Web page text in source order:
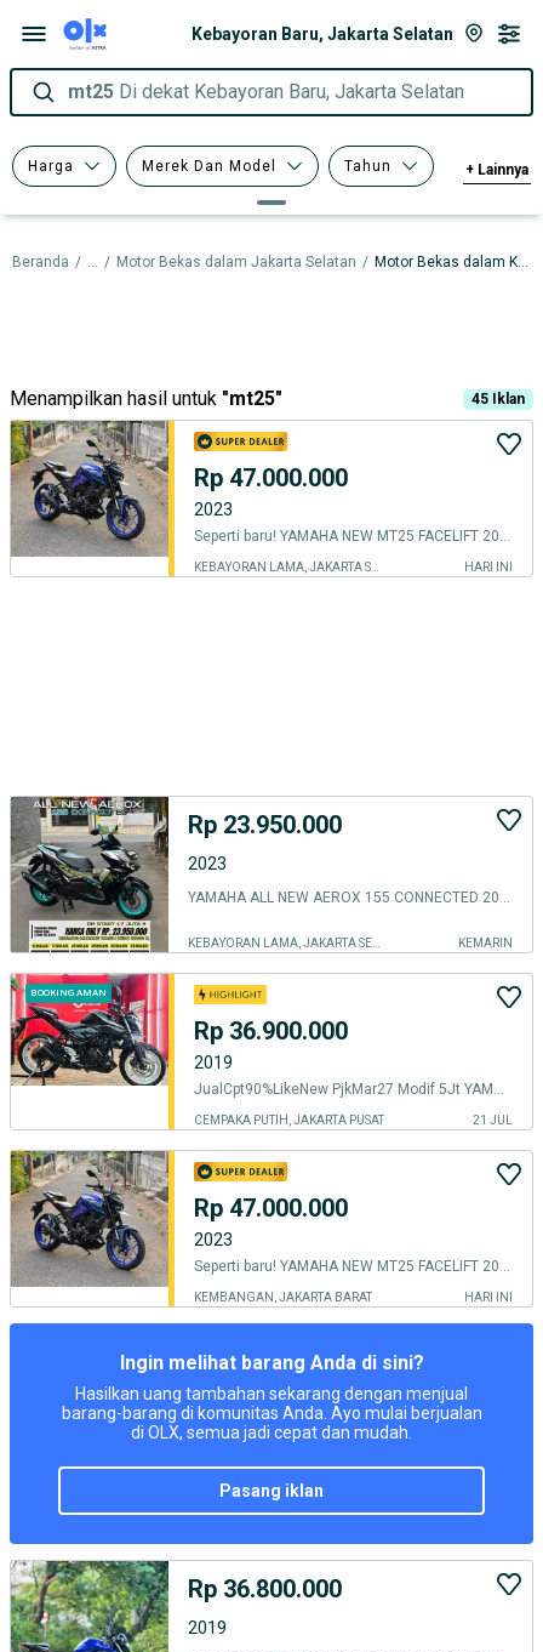
Kebayoran Baru, Jakarta Selatan
mt25 Di dekat Kebayoran Baru, Jakarta Selatan
Harga Merek Dan Model Tahun
Tipe Membership
+ Lainnya
Beranda / ... / Motor Bekas dalam Jakarta Selatan / Motor Bekas dalam Kebayoran Baru
Menampilkan hasil untuk "mt25" 45 Iklan
Rp 47.000.000
2023
Seperti baru! YAMAHA NEW MT25 FACELIFT 2023 Akhir Mt 25 250fi alien v2
HARI INI
Rp 23.950.000
2023
YAMAHA ALL NEW AEROX 155 CONNECTED 2024
KEMARIN
BOOKING AMAN
Rp 36.900.000
2019
JualCpt90%LikeNew PjkMar27 Modif 5Jt YAMAHA MT25 2019 HITAM MT 25
CEMPAKA PUTIH, JAKARTA PUSAT 21 JUL
Rp 47.000.000
2023
Seperti baru! YAMAHA NEW MT25 FACELIFT 2023 Akhir Mt 25 250fi alien v2
KEMBANGAN, JAKARTA BARAT HARI INI
Ingin melihat barang Anda di sini?
Hasilkan uang tambahan sekarang dengan menjual
barang-barang di komunitas Anda. Ayo mulai berjualan
di OLX, semua jadi cepat dan mudah.
pasang iklan
Rp 36.800.000
2019